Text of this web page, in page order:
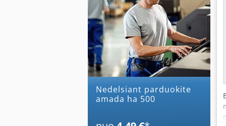
Nedelsiant parduokite
amada ha 500